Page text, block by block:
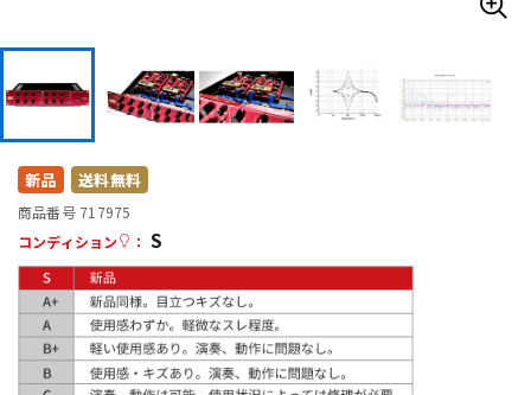
DJ機器
配信/ライブ機器
中古
新品 送料無料
商品番号 717975
コンディション
： S